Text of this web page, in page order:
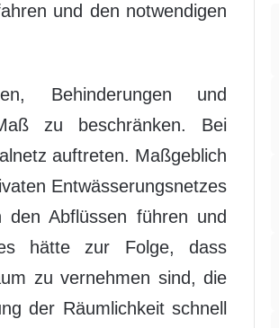
und den notwendigen
Behinderungen und
zu beschränken. Bei
auftreten. Maßgeblich
Entwässerungsnetzes
Abflüssen führen und
hätte zur Folge, dass
zu vernehmen sind, die
der Räumlichkeit schnell